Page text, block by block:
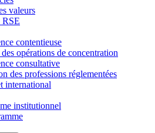
valeurs
RSE
contentieuse
opérations de concentration
consultative
des professions réglementées
international
institutionnel